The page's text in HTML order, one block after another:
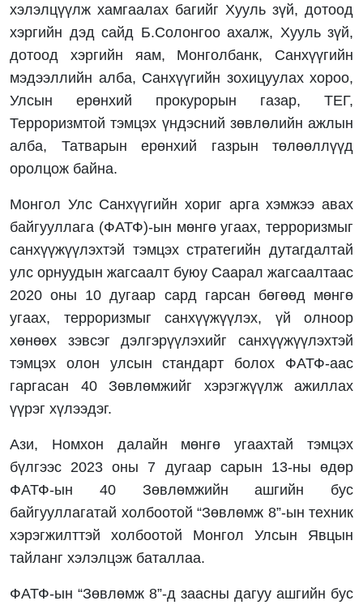
хэлэлцүүлж хамгаалах багийг Хууль зүй, дотоод
хэргийн дэд сайд Б.Солонгоо ахалж, Хууль зүй,
дотоод хэргийн яам, Монголбанк, Санхүүгийн
мэдээллийн алба, Санхүүгийн зохицуулах хороо,
Улсын ерөнхий прокурорын газар, ТЕГ,
Терроризмтой тэмцэх үндэсний зөвлөлийн ажлын
алба, Татварын ерөнхий газрын төлөөллүүд
оролцож байна.
Монгол Улс Санхүүгийн хориг арга хэмжээ авах
байгууллага (ФАТФ)-ын мөнгө угаах, терроризмыг
санхүүжүүлэхтэй тэмцэх стратегийн дутагдалтай
улс орнуудын жагсаалт буюу Саарал жагсаалтаас
2020 оны 10 дугаар сард гарсан бөгөөд мөнгө
угаах, терроризмыг санхүүжүүлэх, үй олноор
хөнөөх зэвсэг дэлгэрүүлэхийг санхүүжүүлэхтэй
тэмцэх олон улсын стандарт болох ФАТФ-аас
гаргасан 40 Зөвлөмжийг хэрэгжүүлж ажиллах
үүрэг хүлээдэг.
Ази, Номхон далайн мөнгө угаахтай тэмцэх
бүлгээс 2023 оны 7 дугаар сарын 13-ны өдөр
ФАТФ-ын 40 Зөвлөмжийн ашгийн бус
байгууллагатай холбоотой “Зөвлөмж 8”-ын техник
хэрэгжилттэй холбоотой Монгол Улсын Явцын
тайланг хэлэлцэж баталлаа.
ФАТФ-ын “Зөвлөмж 8”-д заасны дагуу ашгийн бус